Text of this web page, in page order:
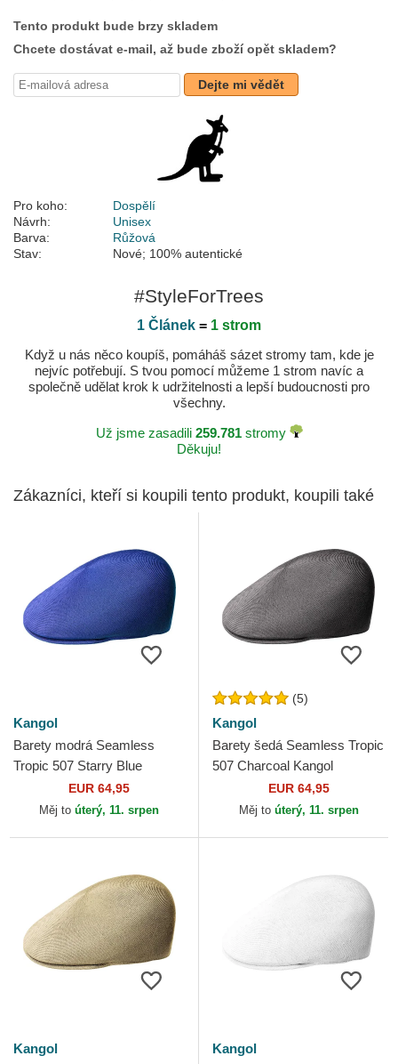
Tento produkt bude brzy skladem
Chcete dostávat e-mail, až bude zboží opět skladem?
Dejte mi vědět
Pro koho:
Dospělí
Návrh:
Unisex
Barva:
Růžová
Stav:
Nové; 100% autentické
#StyleForTrees
1 Článek = 1 strom
Když u nás něco koupíš, pomáháš sázet stromy tam, kde je
nejvíc potřebují. S tvou pomocí můžeme 1 strom navíc a
společně udělat krok k udržitelnosti a lepší budoucnosti pro
všechny.
Už jsme zasadili 259.781stromy
Děkuju!
Zákazníci, kteří si koupili tento produkt, koupili také
Kangol
Barety modrá Seamless
Tropic 507 Starry Blue
EUR 64,95
Měj to úterý, 11. srpen
(5)
Kangol
Barety šedá Seamless Tropic
507 Charcoal Kangol
EUR 64,95
Měj to úterý, 11. srpen
Kangol
Kangol